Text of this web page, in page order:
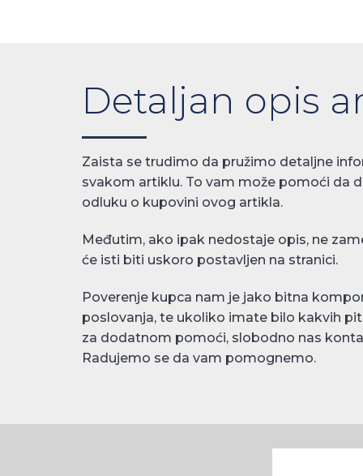
Detaljan opis
Zaista se trudimo da pružimo detaljne
svakom artiklu. To vam može pomoći da
odluku o kupovini ovog artikla.
Međutim, ako ipak nedostaje opis, ne
će isti biti uskoro postavljen na stranici.
Poverenje kupca nam je jako bitna
poslovanja, te ukoliko imate bilo kakvih
za dodatnom pomoći, slobodno nas
Radujemo se da vam pomognemo.